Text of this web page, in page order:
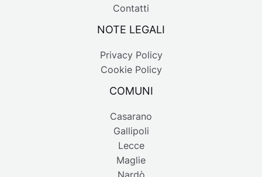
Contatti
NOTE LEGALI
Privacy Policy
Cookie Policy
COMUNI
Casarano
Gallipoli
Lecce
Maglie